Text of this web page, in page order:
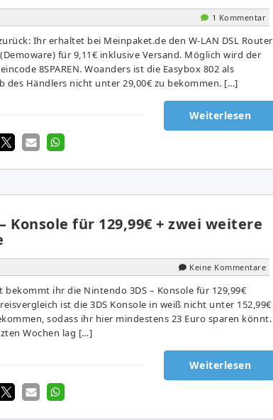
1 Kommentar
Ihr erhaltet bei Meinpaket.de den W-LAN DSL Router
für 9,11€ inklusive Versand. Möglich wird der
8SPAREN. Woanders ist die Easybox 802 als
des Händlers nicht unter 29,00€ zu bekommen. […]
Weiterlesen
Konsole für 129,99€ + zwei weitere
Keine Kommentare
bekommt ihr die Nintendo 3DS – Konsole für 129,99€
ist die 3DS Konsole in weiß nicht unter 152,99€
sodass ihr hier mindestens 23 Euro sparen könnt.
Wochen lag […]
Weiterlesen